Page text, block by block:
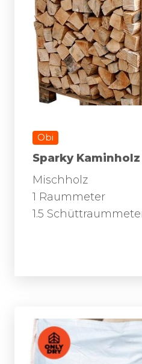
Obi
Sparky
Mischholz
1 Raummeter
1.5